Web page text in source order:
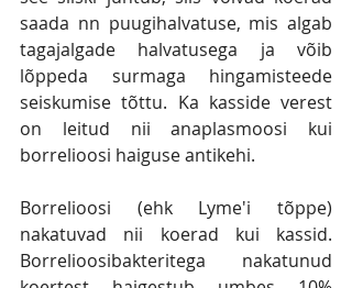
saada nn puugihalvatuse, mis algab
tagajalgade halvatusega ja võib
lõppeda surmaga hingamisteede
seiskumise tõttu. Ka kasside verest
on leitud nii anaplasmoosi kui
borrelioosi haiguse antikehi.
Borrelioosi (ehk Lyme'i tõppe)
nakatuvad nii koerad kui kassid.
Borrelioosibakteritega nakatunud